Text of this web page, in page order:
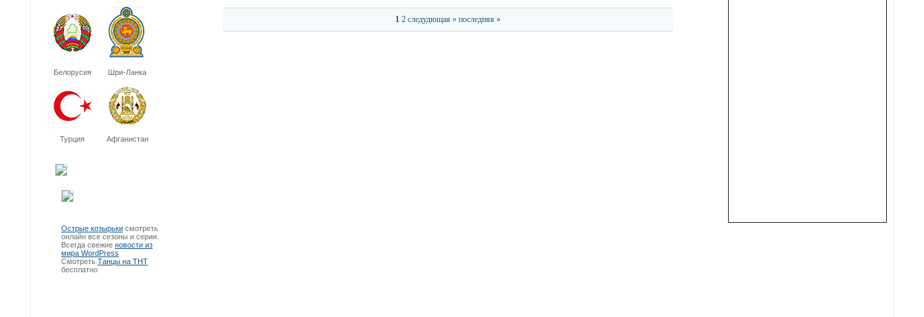
Белорусия Шри-Ланка
Турция Афганистан
Острые козырьки смотреть
онлайн все сезоны и серии.
Всегда свежие новости из
мира WordPress
Смотреть Танцы на ТНТ
бесплатно
1 2 следудющая » последняя »